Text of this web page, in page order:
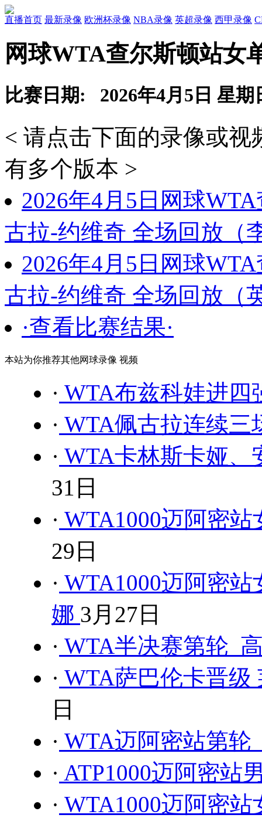
直播首页 最新录像 欧洲杯录像 NBA录像 英超录像 西甲录像
网球WTA查尔斯顿站女
比赛日期: 2026年4月5日 星期
< 请点击下面的录像或
有多个版本 >
2026年4月5日网球
古拉-约维奇 全场回放（
2026年4月5日网球
古拉-约维奇 全场回放（
·查看比赛结果·
本站为你推荐其他网球录像 视频
· WTA布兹科娃进
· WTA佩古拉连续
· WTA卡林斯卡娅
31日
· WTA1000迈阿密
29日
· WTA1000迈阿密
娜 3月27日
· WTA半决赛第轮
· WTA萨巴伦卡晋
日
· WTA迈阿密站第
· ATP1000迈阿密站
· WTA1000迈阿密